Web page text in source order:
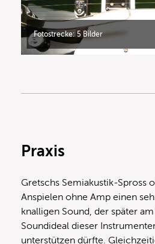
Fotostrecke: 5 Bilder
Praxis
Gretschs Semiakustik-Spross
Anspielen ohne Amp einen
knalligen Sound, der später
Soundideal dieser
unterstützen dürfte.